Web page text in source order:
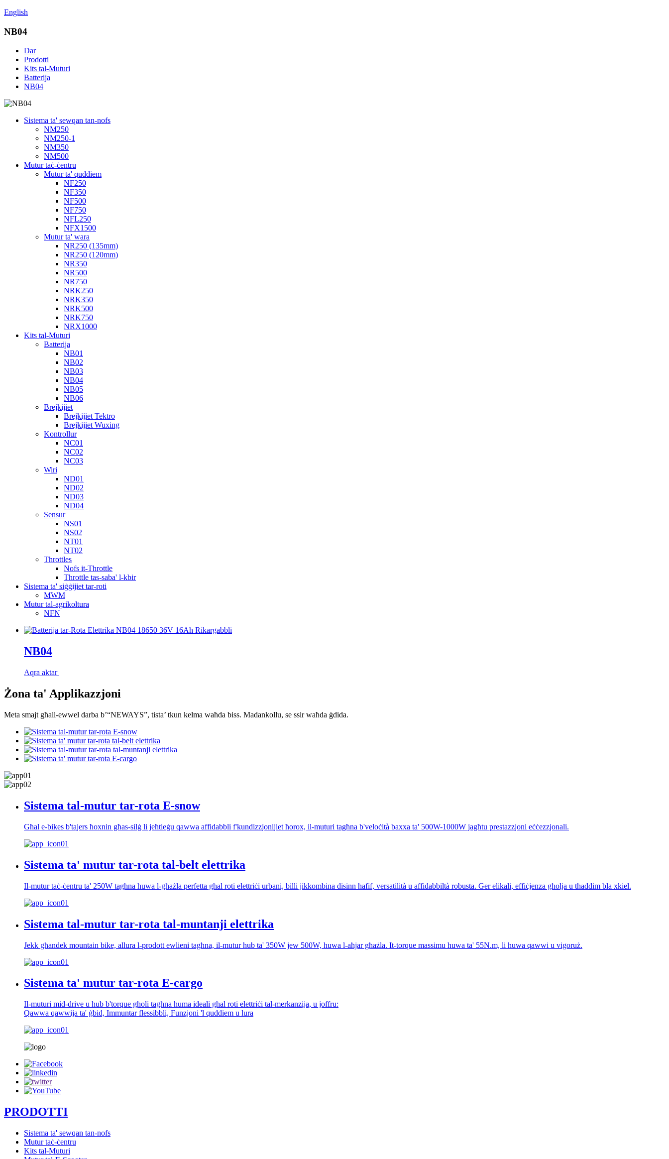
English
NB04
Dar
Prodotti
Kits tal-Muturi
Batterija
NB04
Sistema ta' sewqan tan-nofs
NM250
NM250-1
NM350
NM500
Mutur taċ-ċentru
Mutur ta' quddiem
NF250
NF350
NF500
NF750
NFL250
NFX1500
Mutur ta' wara
NR250 (135mm)
NR250 (120mm)
NR350
NR500
NR750
NRK250
NRK350
NRK500
NRK750
NRX1000
Kits tal-Muturi
Batterija
NB01
NB02
NB03
NB04
NB05
NB06
Brejkijiet
Brejkijiet Tektro
Brejkijiet Wuxing
Kontrollur
NC01
NC02
NC03
Wiri
ND01
ND02
ND03
ND04
Sensur
NS01
NS02
NT01
NT02
Throttles
Nofs it-Throttle
Throttle tas-saba' l-kbir
Sistema ta' siġġijiet tar-roti
MWM
Mutur tal-agrikoltura
NFN
NB04
Aqra aktar
Żona ta' Applikazzjoni
Meta smajt għall-ewwel darba b’“NEWAYS”, tista’ tkun kelma waħda biss. Madankollu, se ssir waħda ġdida.
Sistema tal-mutur tar-rota E-snow
Għal e-bikes b'tajers ħoxnin għas-silġ li jeħtieġu qawwa affidabbli f'kundizzjonijiet ħorox, il-muturi tagħna b'veloċità baxxa ta' 500W-1000W jagħtu prestazzjoni eċċezzjonali.
Sistema ta' mutur tar-rota tal-belt elettrika
Il-mutur taċ-ċentru ta' 250W tagħna huwa l-għażla perfetta għal roti elettriċi urbani, billi jikkombina disinn ħafif, versatilità u affidabbiltà robusta. Ger elikali, effiċjenza għolja u tħaddim bla xkiel.
Sistema tal-mutur tar-rota tal-muntanji elettrika
Jekk għandek mountain bike, allura l-prodott ewlieni tagħna, il-mutur hub ta' 350W jew 500W, huwa l-aħjar għażla. It-torque massimu huwa ta' 55N.m, li huwa qawwi u vigoruż.
Sistema ta' mutur tar-rota E-cargo
Il-muturi mid-drive u hub b'torque għoli tagħna huma ideali għal roti elettriċi tal-merkanzija, u joffru:
Qawwa qawwija ta' ġbid, Immuntar flessibbli, Funzjoni 'l quddiem u lura
PRODOTTI
Sistema ta' sewqan tan-nofs
Mutur taċ-ċentru
Kits tal-Muturi